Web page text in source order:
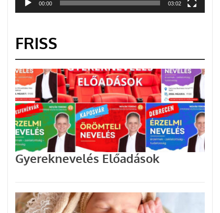
00:00 03:02
FRISS
Gyereknevelés Előadások